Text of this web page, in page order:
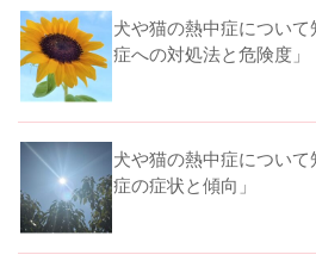
犬や猫の熱中症につい
症への対処法と危険度」
犬や猫の熱中症につい
症の症状と傾向」